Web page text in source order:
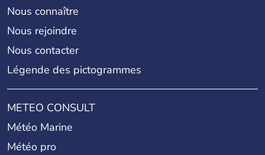
Nous connaître
Nous rejoindre
Nous contacter
Légende des pictogrammes
METEO CONSULT
Météo Marine
Météo pro